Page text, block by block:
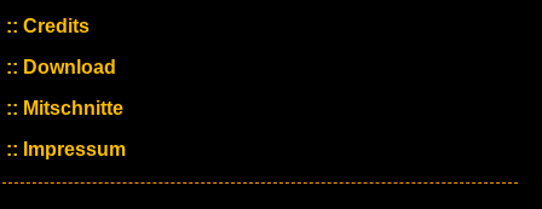
Credits
Download
Mitschnitte
Impressum